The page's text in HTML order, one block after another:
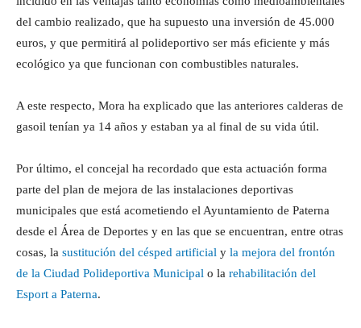
del cambio realizado, que ha supuesto una inversión de 45.000
euros, y que permitirá al polideportivo ser más eficiente y más
ecológico ya que funcionan con combustibles naturales.
A este respecto, Mora ha explicado que las anteriores calderas de
gasoil tenían ya 14 años y estaban ya al final de su vida útil.
Por último, el concejal ha recordado que esta actuación forma
parte del plan de mejora de las instalaciones deportivas
municipales que está acometiendo el Ayuntamiento de Paterna
desde el Área de Deportes y en las que se encuentran, entre otras
cosas, la sustitución del césped artificial y la mejora del frontón
de la Ciudad Polideportiva Municipal o la rehabilitación del
Esport a Paterna.